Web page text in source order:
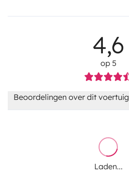
4,6
op 5
Beoordelingen over dit voertuig
Laden...